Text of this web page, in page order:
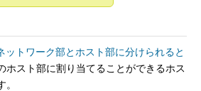
ットワーク部とホスト部に分けられると
ホスト部に割り当てることができるホス